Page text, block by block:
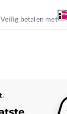
Veilig betalen met